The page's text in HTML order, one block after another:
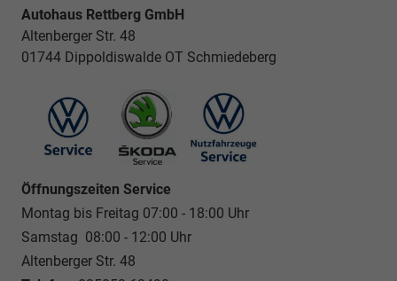
Autohaus Rettberg GmbH
Altenberger Str. 48
01744 Dippoldiswalde OT Schmiedeberg
Öffnungszeiten Service
Montag bis Freitag 07:00 - 18:00 Uhr
Samstag 08:00 - 12:00 Uhr
Altenberger Str. 48